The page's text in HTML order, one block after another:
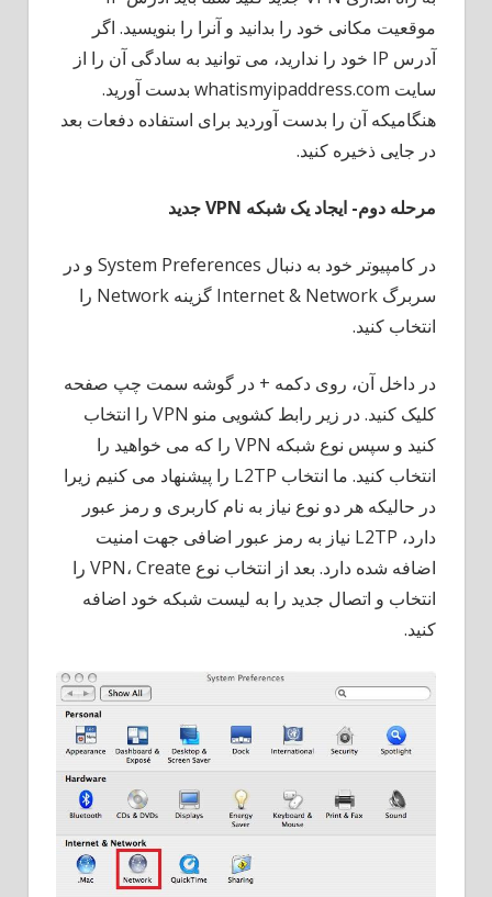
موقعیت مکانی خود را بدانید و آنرا را بنویسید. اگر
آدرس IP خود را ندارید، می توانید به سادگی آن را از
سایت whatismyipaddress.com بدست آورید.
هنگامیکه آن را بدست آوردید برای استفاده دفعات بعد
در جایی ذخیره کنید.
مرحله دوم- ایجاد یک شبکه VPNجدید
در کامپیوتر خود به دنبال System Preferences و در
سربرگ Internet & Network گزینه Network را
انتخاب کنید.
در داخل آن، روی دکمه + در گوشه سمت چپ صفحه
کلیک کنید. در زیر رابط کشویی منو VPN را انتخاب
کنید و سپس نوع شبکه VPN را که می خواهید را
انتخاب کنید. ما انتخاب L2TP را پیشنهاد می کنیم زیرا
در حالیکه هر دو نوع نیاز به نام کاربری و رمز عبور
دارد، L2TP نیاز به رمز عبور اضافی جهت امنیت
اضافه شده دارد. بعد از انتخاب نوع VPN، Create را
انتخاب و اتصال جدید را به لیست شبکه خود اضافه
کنید.